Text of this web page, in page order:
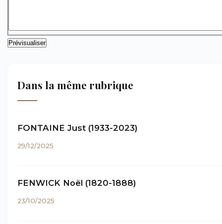
Dans la même rubrique
FONTAINE Just (1933-2023)
29/12/2025
FENWICK Noël (1820-1888)
23/10/2025